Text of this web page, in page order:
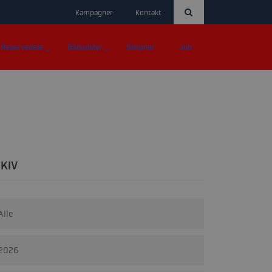
Kampagner Kontakt
Reservedele Bådudstyr Sleipner Job